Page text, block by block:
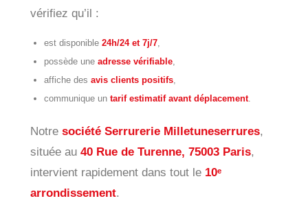
vérifiez qu’il :
est disponible 24h/24 et 7j/7,
possède une adresse vérifiable,
affiche des avis clients positifs,
communique un tarif estimatif avant déplacement.
Notre société Serrurerie Milletuneserrures,
située au 40 Rue de Turenne, 75003 Paris,
intervient rapidement dans tout le 10ᵉ
arrondissement.